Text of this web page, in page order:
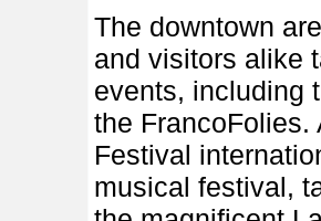
The downtown
and visitors alike
events, including
the FrancoFolies.
Festival
musical festival,